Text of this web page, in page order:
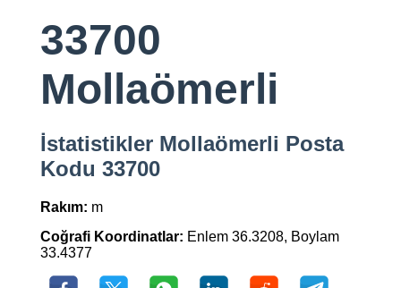
33700
Mollaömerli
İstatistikler Mollaömerli Posta
Kodu 33700
Rakım: m
Coğrafi Koordinatlar: Enlem 36.3208, Boylam
33.4377